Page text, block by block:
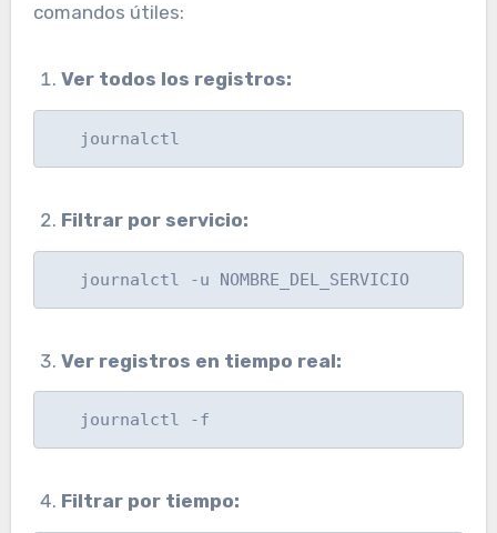
comandos útiles:
Ver todos los registros:
   journalctl
Filtrar por servicio:
   journalctl -u NOMBRE_DEL_SERVICIO
Ver registros en tiempo real:
   journalctl -f
Filtrar por tiempo: